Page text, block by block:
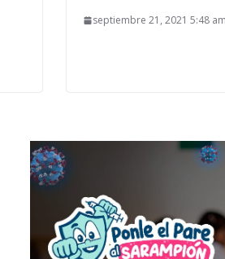
septiembre 21, 2021 5:48 am